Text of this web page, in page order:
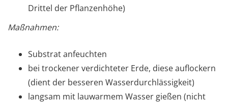
Drittel der Pflanzenhöhe)
Maßnahmen:
Substrat anfeuchten
bei trockener verdichteter Erde, diese auflockern
(dient der besseren Wasserdurchlässigkeit)
langsam mit lauwarmem Wasser gießen (nicht